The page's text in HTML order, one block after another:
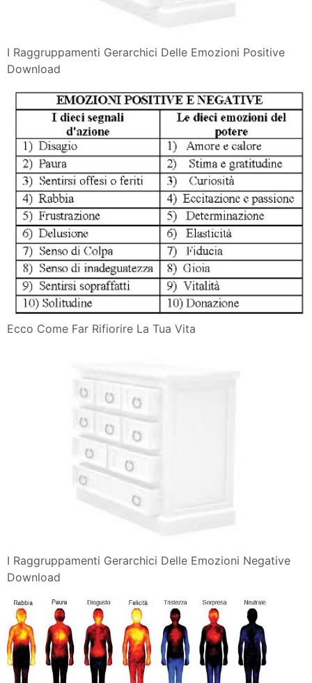
I Raggruppamenti Gerarchici Delle Emozioni Positive
Download
Ecco Come Far Rifiorire La Tua Vita
I Raggruppamenti Gerarchici Delle Emozioni Negative
Download